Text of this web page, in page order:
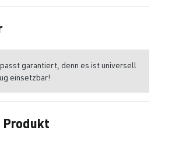
garantiert, denn es ist universell
einsetzbar!
Produkt